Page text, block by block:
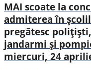
MAI scoate la
admiterea în
pregătesc
jandarmi şi
miercuri, 24